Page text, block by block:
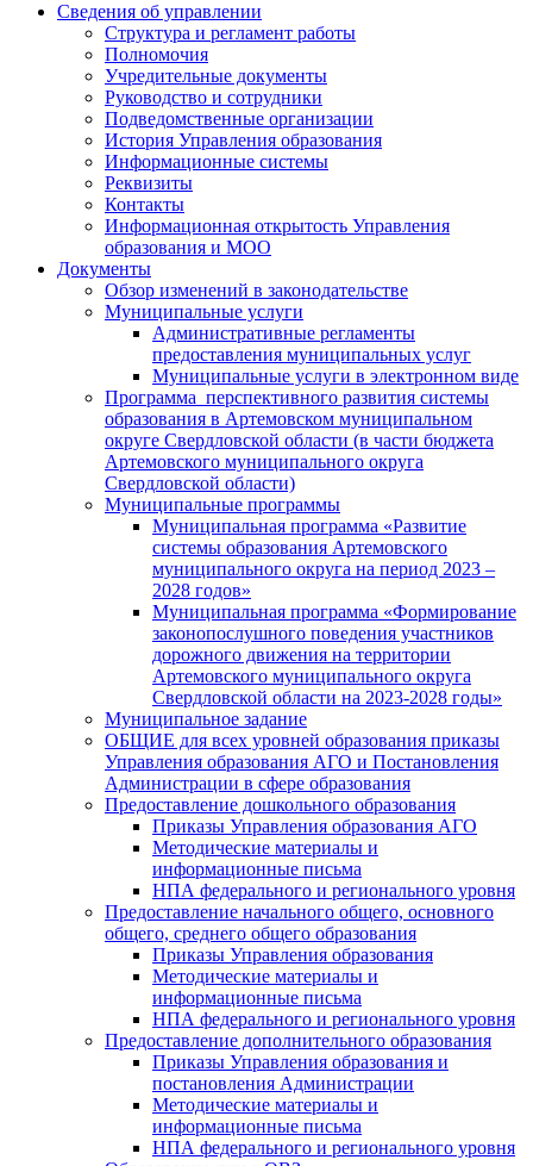
Сведения об управлении
Структура и регламент работы
Полномочия
Учредительные документы
Руководство и сотрудники
Подведомственные организации
История Управления образования
Информационные системы
Реквизиты
Контакты
Информационная открытость Управления
образования и МОО
Документы
Обзор изменений в законодательстве
Муниципальные услуги
Административные регламенты
предоставления муниципальных услуг
Муниципальные услуги в электронном виде
Программа перспективного развития системы
образования в Артемовском муниципальном
округе Свердловской области (в части бюджета
Артемовского муниципального округа
Свердловской области)
Муниципальные программы
Муниципальная программа «Развитие
системы образования Артемовского
муниципального округа на период 2023 –
2028 годов»
Муниципальная программа «Формирование
законопослушного поведения участников
дорожного движения на территории
Артемовского муниципального округа
Свердловской области на 2023-2028 годы»
Муниципальное задание
ОБЩИЕ для всех уровней образования приказы
Управления образования АГО и Постановления
Администрации в сфере образования
Предоставление дошкольного образования
Приказы Управления образования АГО
Методические материалы и
информационные письма
НПА федерального и регионального уровня
Предоставление начального общего, основного
общего, среднего общего образования
Приказы Управления образования
Методические материалы и
информационные письма
НПА федерального и регионального уровня
Предоставление дополнительного образования
Приказы Управления образования и
постановления Администрации
Методические материалы и
информационные письма
НПА федерального и регионального уровня